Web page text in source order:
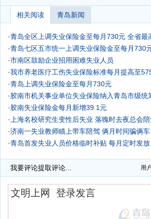
相关阅读 青岛新闻
·青岛全区上调失业保险金至每月730元 全省最
·青岛七区五市统一上调失业保险金至每月730
·市南区鼓励企业招用困难失业人员
·我市养老医疗工伤失业保险标准每月提高至
·青岛上调失业保险金至每月730元
·胶南市机关事业单位失业保险纳入青岛市级统
·胶南失业保险金每月新增39.1元
· 上海名校研究生变性后失业 落魄时去夜总会
·济南一失业教师瞄上带车陪驾 俩月时间骗俩车
·青岛首发失业人员价格临时补贴 每月定时发放
我要评论提取评论... 用